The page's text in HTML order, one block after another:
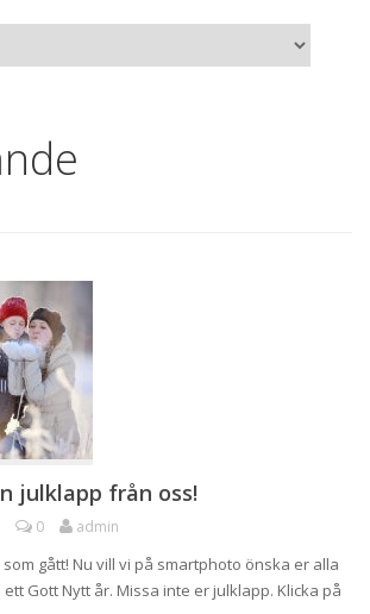
julklapp från oss!
0 admin
gått! Nu vill vi på smartphoto önska er alla
ett Gott Nytt år. Missa inte er julklapp. Klicka på